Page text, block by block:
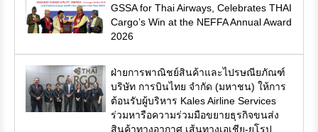
GSSA for Thai Airways, Celebrates THAI
Cargo’s Win at the NEFFA Annual Award
2026
ฝ่ายการพาณิชย์สินค้าและไปรษณียภัณฑ์
บริษัท การบินไทย จำกัด (มหาชน) ให้การ
ต้อนรับผู้บริหาร Kales Airline Services
ร่วมหารือความร่วมมือขยายธุรกิจขนส่ง
สินค้าทางอากาศ เส้นทางเอเชีย-ยุโรป